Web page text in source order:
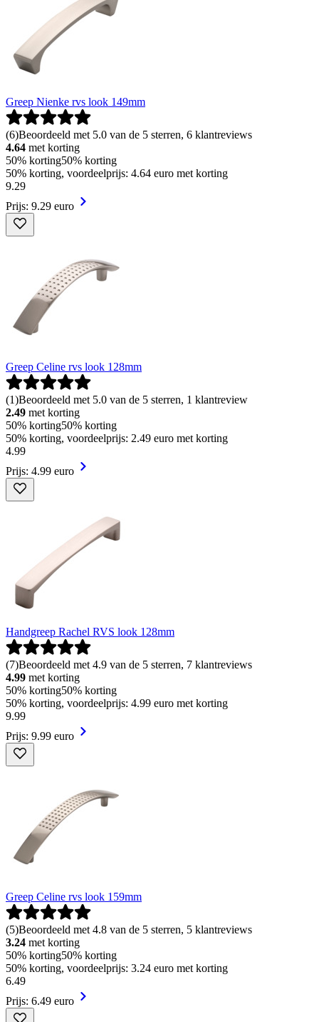
Greep Nienke rvs look 149mm
(6)Beoordeeld met 5.0 van de 5 sterren, 6 klantreviews
4.64 met korting
50% korting50% korting
50% korting, voordeelprijs: 4.64 euro met korting
9.29
Prijs: 9.29 euro
Greep Celine rvs look 128mm
(1)Beoordeeld met 5.0 van de 5 sterren, 1 klantreview
2.49 met korting
50% korting50% korting
50% korting, voordeelprijs: 2.49 euro met korting
4.99
Prijs: 4.99 euro
Handgreep Rachel RVS look 128mm
(7)Beoordeeld met 4.9 van de 5 sterren, 7 klantreviews
4.99 met korting
50% korting50% korting
50% korting, voordeelprijs: 4.99 euro met korting
9.99
Prijs: 9.99 euro
Greep Celine rvs look 159mm
(5)Beoordeeld met 4.8 van de 5 sterren, 5 klantreviews
3.24 met korting
50% korting50% korting
50% korting, voordeelprijs: 3.24 euro met korting
6.49
Prijs: 6.49 euro